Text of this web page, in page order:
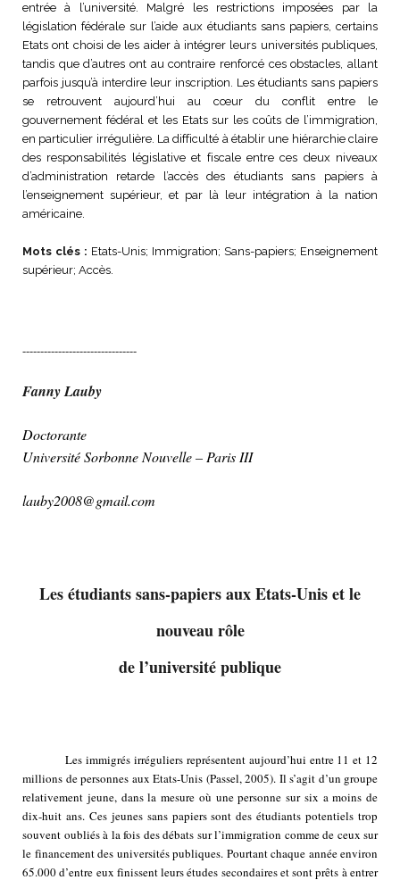
entrée à l’université. Malgré les restrictions imposées par la
législation fédérale sur l’aide aux étudiants sans papiers, certains
Etats ont choisi de les aider à intégrer leurs universités publiques,
tandis que d’autres ont au contraire renforcé ces obstacles, allant
parfois jusqu’à interdire leur inscription. Les étudiants sans papiers
se retrouvent aujourd’hui au cœur du conflit entre le
gouvernement fédéral et les Etats sur les coûts de l’immigration,
en particulier irrégulière. La difficulté à établir une hiérarchie claire
des responsabilités législative et fiscale entre ces deux niveaux
d’administration retarde l’accès des étudiants sans papiers à
l’enseignement supérieur, et par là leur intégration à la nation
américaine.
Mots clés : Etats-Unis; Immigration; Sans-papiers; Enseignement
supérieur; Accès.
--------------------------------
Fanny Lauby
Doctorante
Université Sorbonne Nouvelle – Paris III
lauby2008@gmail.com
Les étudiants sans-papiers aux Etats-Unis et le
nouveau rôle
de l’université publique
Les immigrés irréguliers représentent aujourd’hui entre 11 et 12
millions de personnes aux Etats-Unis (Passel, 2005). Il s’agit d’un groupe
relativement jeune, dans la mesure où une personne sur six a moins de
dix-huit ans. Ces jeunes sans papiers sont des étudiants potentiels trop
souvent oubliés à la fois des débats sur l’immigration comme de ceux sur
le financement des universités publiques. Pourtant chaque année environ
65.000 d’entre eux finissent leurs études secondaires et sont prêts à entrer